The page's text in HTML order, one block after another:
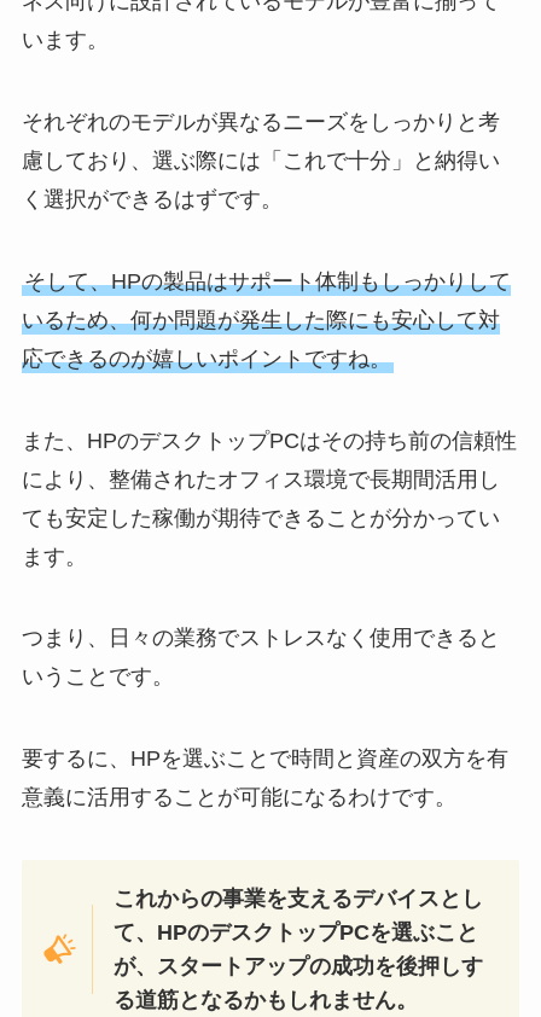
います。
それぞれのモデルが異なるニーズをしっかりと考
慮しており、選ぶ際には「これで十分」と納得い
く選択ができるはずです。
そして、HPの製品はサポート体制もしっかりして
いるため、何か問題が発生した際にも安心して対
応できるのが嬉しいポイントですね。
また、HPのデスクトップPCはその持ち前の信頼性
により、整備されたオフィス環境で長期間活用し
ても安定した稼働が期待できることが分かってい
ます。
つまり、日々の業務でストレスなく使用できると
いうことです。
要するに、HPを選ぶことで時間と資産の双方を有
意義に活用することが可能になるわけです。
これからの事業を支えるデバイスとし
て、HPのデスクトップPCを選ぶこと
が、スタートアップの成功を後押しす
る道筋となるかもしれません。